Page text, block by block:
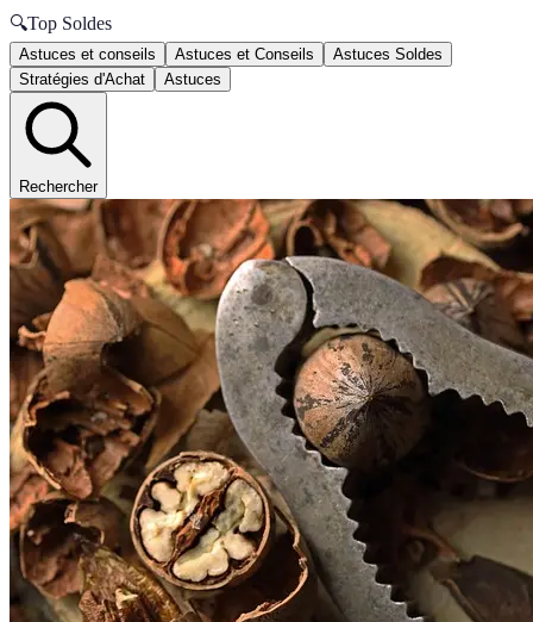
🔍Top Soldes
Astuces et conseils Astuces et Conseils
Astuces Soldes
Stratégies d'Achat
Astuces
Rechercher